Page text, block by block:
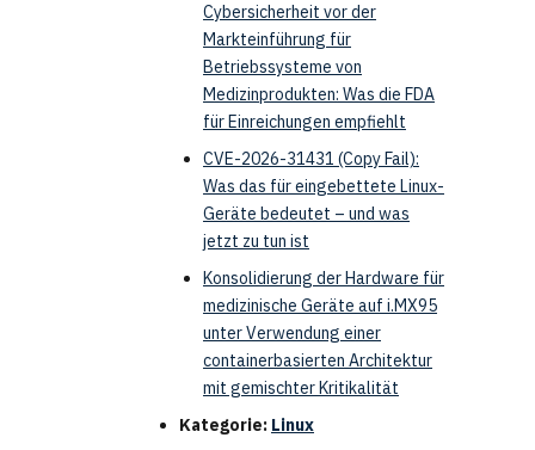
Cybersicherheit vor der
Markteinführung für
Betriebssysteme von
Medizinprodukten: Was die FDA
für Einreichungen empfiehlt
CVE-2026-31431 (Copy Fail):
Was das für eingebettete Linux-
Geräte bedeutet – und was
jetzt zu tun ist
Konsolidierung der Hardware für
medizinische Geräte auf i.MX95
unter Verwendung einer
containerbasierten Architektur
mit gemischter Kritikalität
Kategorie: Linux